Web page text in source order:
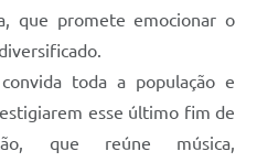
que promete emocionar o
toda a população e
esse último fim de
que reúne música,